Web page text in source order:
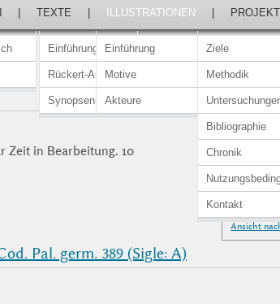
TEXTE
Einführung
Rückert-Ausgabe
Synopsen
ILLUSTRATIONEN
Einführung
Motive
Akteure
PROJEKT
Ziele
Methodik
Bibliographie
Chronik
Kontakt
Zeit in Bearbeitung. 10
Ansicht
Pal. germ. 389 (Sigle: A)